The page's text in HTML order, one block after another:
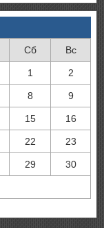
Сб Вс
1 2
8 9
15 16
22 23
29 30